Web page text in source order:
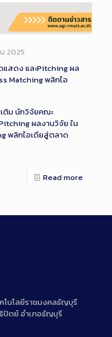
2025
แสดง และPitching ผล
Matching พลิกไอ
ติมนักวิจัยคณะ
ผลงานวิจัย ใน
พลิกไอเดียสู่ตลาด
Read more
โนโลยีราชมงคลธัญบุรี
ปัตย์ อำเภอธัญบุรี